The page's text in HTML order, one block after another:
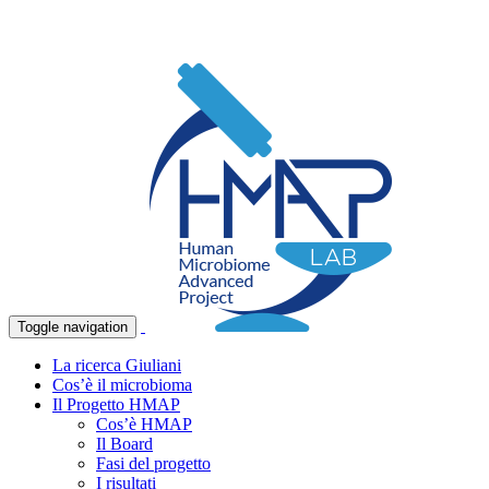
Toggle navigation
La ricerca Giuliani
Cos’è il microbioma
Il Progetto HMAP
Cos’è HMAP
Il Board
Fasi del progetto
I risultati